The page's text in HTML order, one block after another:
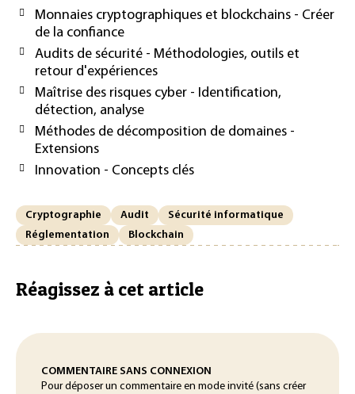
Monnaies cryptographiques et blockchains - Créer
de la confiance
Audits de sécurité - Méthodologies, outils et
retour d'expériences
Maîtrise des risques cyber - Identification,
détection, analyse
Méthodes de décomposition de domaines -
Extensions
Innovation - Concepts clés
Cryptographie Audit
Sécurité informatique
Réglementation
Blockchain
Réagissez à cet article
COMMENTAIRE SANS CONNEXION
Pour déposer un commentaire en mode invité (sans créer